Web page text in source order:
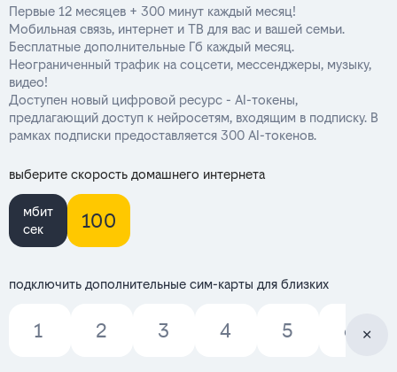
Первые 12 месяцев + 300 минут каждый месяц!
Мобильная связь, интернет и ТВ для вас и вашей семьи.
Бесплатные дополнительные Гб каждый месяц.
Неограниченный трафик на соцсети, мессенджеры, музыку,
видео!
Доступен новый цифровой ресурс - AI-токены,
предлагающий доступ к нейросетям, входящим в подписку. В
рамках подписки предоставляется 300 AI-токенов.
выберите скорость домашнего интернета
мбит
сек
100
подключить дополнительные сим-карты для близких
1 2 3 4 5 6